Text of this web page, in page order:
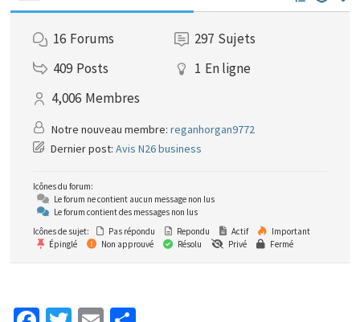
16 Forums 297 Sujets
409 Posts 1 En ligne
4,006 Membres
Notre nouveau membre: reganhorgan9772
Dernier post: Avis N26 business
Icônes du forum:
Le forum ne contient aucun message non lus
Le forum contient des messages non lus
Icônes de sujet:
Pas répondu Repondu Actif
Important
Épinglé
Non approuvé Résolu Privé Fermé